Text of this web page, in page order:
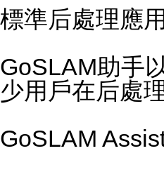
標準后處理應
GoSLAM助手
少用戶在后處
GoSLAM